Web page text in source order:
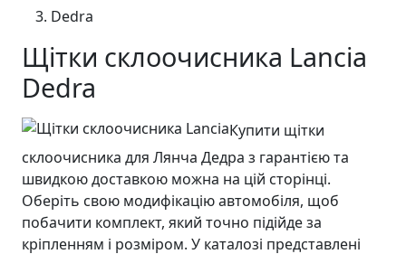
Dedra
Щітки склоочисника Lancia
Dedra
Купити щітки
склоочисника для Лянча Дедра з гарантією та
швидкою доставкою можна на цій сторінці.
Оберіть свою модифікацію автомобіля, щоб
побачити комплект, який точно підійде за
кріпленням і розміром. У каталозі представлені